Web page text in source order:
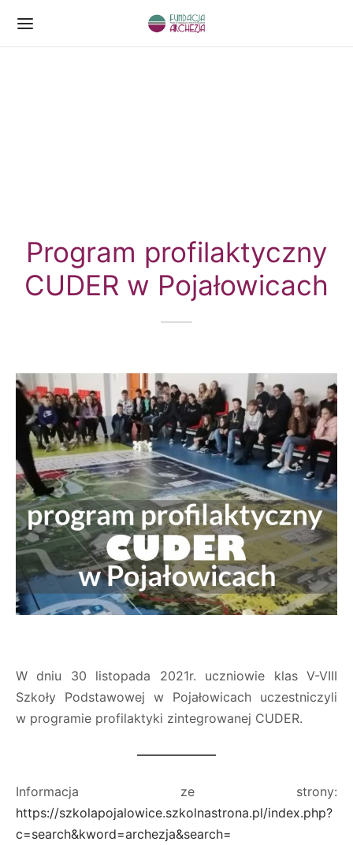
Program profilaktyczny
CUDER w Pojałowicach
W dniu 30 listopada 2021r. uczniowie klas V-VIII
Szkoły Podstawowej w Pojałowicach uczestniczyli
w programie profilaktyki zintegrowanej CUDER.
Informacja ze strony:
https://szkolapojalowice.szkolnastrona.pl/index.php?
c=search&kword=archezja&search=